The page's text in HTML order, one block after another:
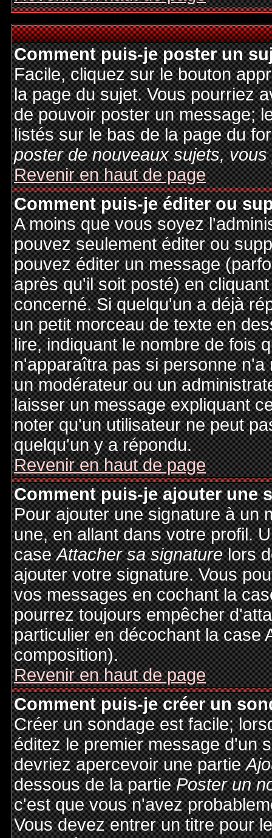
Comment puis-je poster un
Facile, cliquez sur le bouton
la page du sujet. Vous pourriez
de pouvoir poster un message;
listés sur le bas de la page du
poster de nouveaux sujets,
Revenir en haut de page
Comment puis-je éditer ou
A moins que vous soyez
pouvez seulement éditer ou
pouvez éditer un message
après qu'il soit posté) en
concerné. Si quelqu'un a déjà
un petit morceau de texte en
lire, indiquant le nombre de fois
n'apparaîtra pas si personne
un modérateur ou un
laisser un message expliquant
noter qu'un utilisateur ne peut
quelqu'un y a répondu.
Revenir en haut de page
Comment puis-je ajouter une
Pour ajouter une signature à un
une, en allant dans votre profil.
caseAttacher sa signaturelors
ajouter votre signature. Vous
vos messages en cochant la
pourrez toujours empêcher
particulier en décochant la case
composition).
Revenir en haut de page
Comment puis-je créer un
Créer un sondage est facile;
éditez le premier message d'un
devriez apercevoir une partie
dessous de la partiePoster un
c'est que vous n'avez
Vous devez entrer un titre pour